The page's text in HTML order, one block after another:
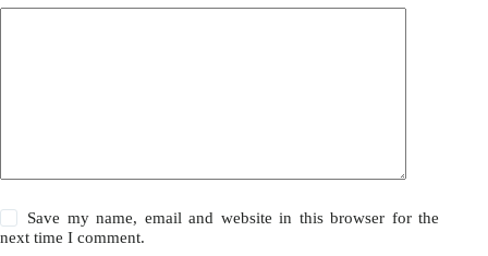
Save my name, email and website in this browser for the
next time I comment.